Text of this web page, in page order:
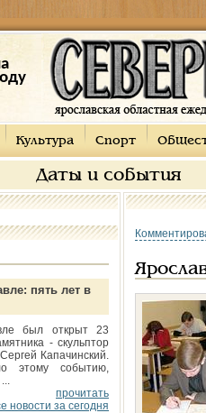
Культура Спорт
Даты и события
пять лет в
был открыт 23
- скульптор
Капачинский.
этому событию,
прочитать
новости за сегодня